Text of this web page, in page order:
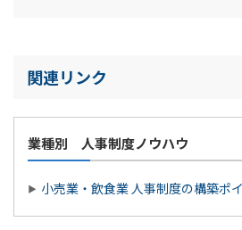
関連リンク
業種別 人事制度ノウハウ
小売業・飲食業 人事制度の構築ポ